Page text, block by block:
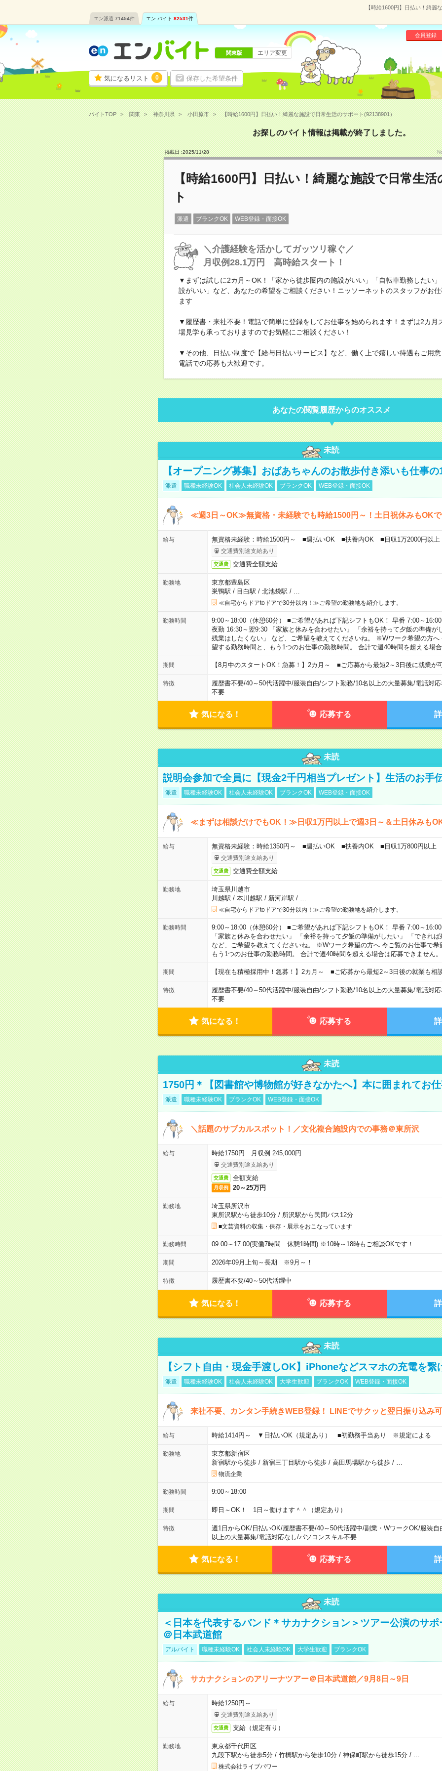
【時給1600円】日払い！綺麗
エン派遣 71454件 エン バイト 82531件
気になるリスト 0 保存した希望条件
会員登録
関東版 エリア変更
バイトTOP 関東 神奈川県 小田原市 【時給1600円】日払い！綺麗な施設で日常生活のサポート(92138901）
お探しのバイト情報は掲載が終了しました。
掲載日 :2025/11/28
【時給1600円】日払い！綺麗な施設で日常生
ト
派遣 ブランクOK WEB登録・面接OK
＼介護経験を活かしてガッツリ稼ぐ／
月収例28.1万円 高時給スタート！
▼まずは試しに2カ月～OK！「家から徒歩圏内の施設がいい」「自転車勤務したい
設がいい」など、あなたの希望をご相談ください！ニッソーネットのスタッフがお
ます
▼履歴書・来社不要！電話で簡単に登録をしてお仕事を始められます！まずは2カ月
場見学も承っておりますのでお気軽にご相談ください！
▼その他、日払い制度で【給与日払いサービス】など、働く上で嬉しい待遇もご用
電話での応募も大歓迎です。
あなたの閲覧履歴からのオススメ
未読
【オープニング募集】おばあちゃんのお散歩付き添いも仕事の
派遣 職種未経験OK 社会人未経験OK ブランクOK WEB登録・面接OK
≪週3日～OK≫無資格・未経験でも時給1500円～！土日祝休みもOK
給与 無資格未経験：時給1500円～ ■週払いOK ■扶養内OK ■日収1万2000円以上
交通費別途支給あり
交通費 交通費全額支給
勤務地
東京都豊島区
巣鴨駅 / 目白駅 / 北池袋駅 /
≪自宅からドアtoドアで30分以内！≫ご希望の勤務地を紹介します。
勤務時間
9:00～18:00（休憩60分） ■ご希望があれば下記シフトもOK！ 早番 7:00～
夜勤 16:30～翌9:30 「家族と休みを合わせたい」 「余裕を持って夕飯の準備が
残業はしたくない」 など、ご希望を教えてくださいね。 ※Wワーク希望の方へ
望する勤務時間と、もう1つのお仕事の勤務時間。 合計で週40時間を超える場
期間 【8月中のスタートOK！急募！】2カ月～ ■ご応募から最短2～3日後に就業が
特徴 履歴書不要/40～50代活躍中/服装自由/シフト勤務/10名以上の大量募集/電話対
不要
気になる！ 応募する
未読
説明会参加で全員に【現金2千円相当プレゼント】生活のお手
派遣 職種未経験OK 社会人未経験OK ブランクOK WEB登録・面接OK
≪まずは相談だけでもOK！≫日収1万円以上で週3日～＆土日休みも
給与 無資格未経験：時給1350円～ ■週払いOK ■扶養内OK ■日収1万800円以上
交通費別途支給あり
交通費 交通費全額支給
勤務地
埼玉県川越市
川越駅 / 本川越駅 / 新河岸駅 /
≪自宅からドアtoドアで30分以内！≫ご希望の勤務地を紹介します。
勤務時間
9:00～18:00（休憩60分） ■ご希望があれば下記シフトもOK！ 早番 7:00～
「家族と休みを合わせたい」 「余裕を持って夕飯の準備がしたい」 「できれ
など、ご希望を教えてくださいね。 ※Wワーク希望の方へ 今ご覧のお仕事で希
もう1つのお仕事の勤務時間。 合計で週40時間を超える場合は応募できません。
期間 【現在も積極採用中！急募！】2カ月～ ■ご応募から最短2～3日後の就業も相
特徴 履歴書不要/40～50代活躍中/服装自由/シフト勤務/10名以上の大量募集/電話対
不要
気になる！ 応募する
未読
1750円＊【図書館や博物館が好きなかたへ】本に囲まれてお
派遣 職種未経験OK ブランクOK WEB登録・面接OK
＼話題のサブカルスポット！／文化複合施設内での事務＠東所沢
給与 時給1750円 月収例 245,000円
交通費別途支給あり
交通費 全額支給
月収例 20～25万円
勤務地
埼玉県所沢市
東所沢駅から徒歩10分/ 所沢駅から民間バス12分
■文芸資料の収集・保存・展示をおこなっています
勤務時間 09:00～17:00(実働7時間 休憩1時間) ※10時～18時もご相談OKです！
期間 2026年09月上旬～長期 ※9月～！
特徴 履歴書不要/40～50代活躍中
気になる！ 応募する
未読
【シフト自由・現金手渡しOK】iPhoneなどスマホの充電を繋
派遣 職種未経験OK 社会人未経験OK 大学生歓迎 ブランクOK WEB登録・面接OK
来社不要、カンタン手続きWEB登録！ LINEでサクッと翌日振り込み
給与 時給1414円～ ▼日払いOK（規定あり） ■初勤務手当あり ※規定による
勤務地
東京都新宿区
新宿駅から徒歩/ 新宿三丁目駅から徒歩/ 高田馬場駅から徒歩/
物流企業
勤務時間 9:00～18:00
期間 即日～OK！ 1日～働けます＾＾（規定あり）
特徴 週1日からOK/日払いOK/履歴書不要/40～50代活躍中/副業・WワークOK/服装自
以上の大量募集/電話対応なし/パソコンスキル不要
気になる！ 応募する
未読
＜日本を代表するバンド＊サカナクション＞ツアー公演のサ
＠日本武道館
アルバイト 職種未経験OK 社会人未経験OK 大学生歓迎 ブランクOK
サカナクションのアリーナツアー＠日本武道館／9月8日～9日
給与 時給1250円～
交通費別途支給あり
交通費 支給（規定有り）
勤務地
東京都千代田区
九段下駅から徒歩5分/ 竹橋駅から徒歩10分/ 神保町駅から徒歩15分/
株式会社ライブパワー